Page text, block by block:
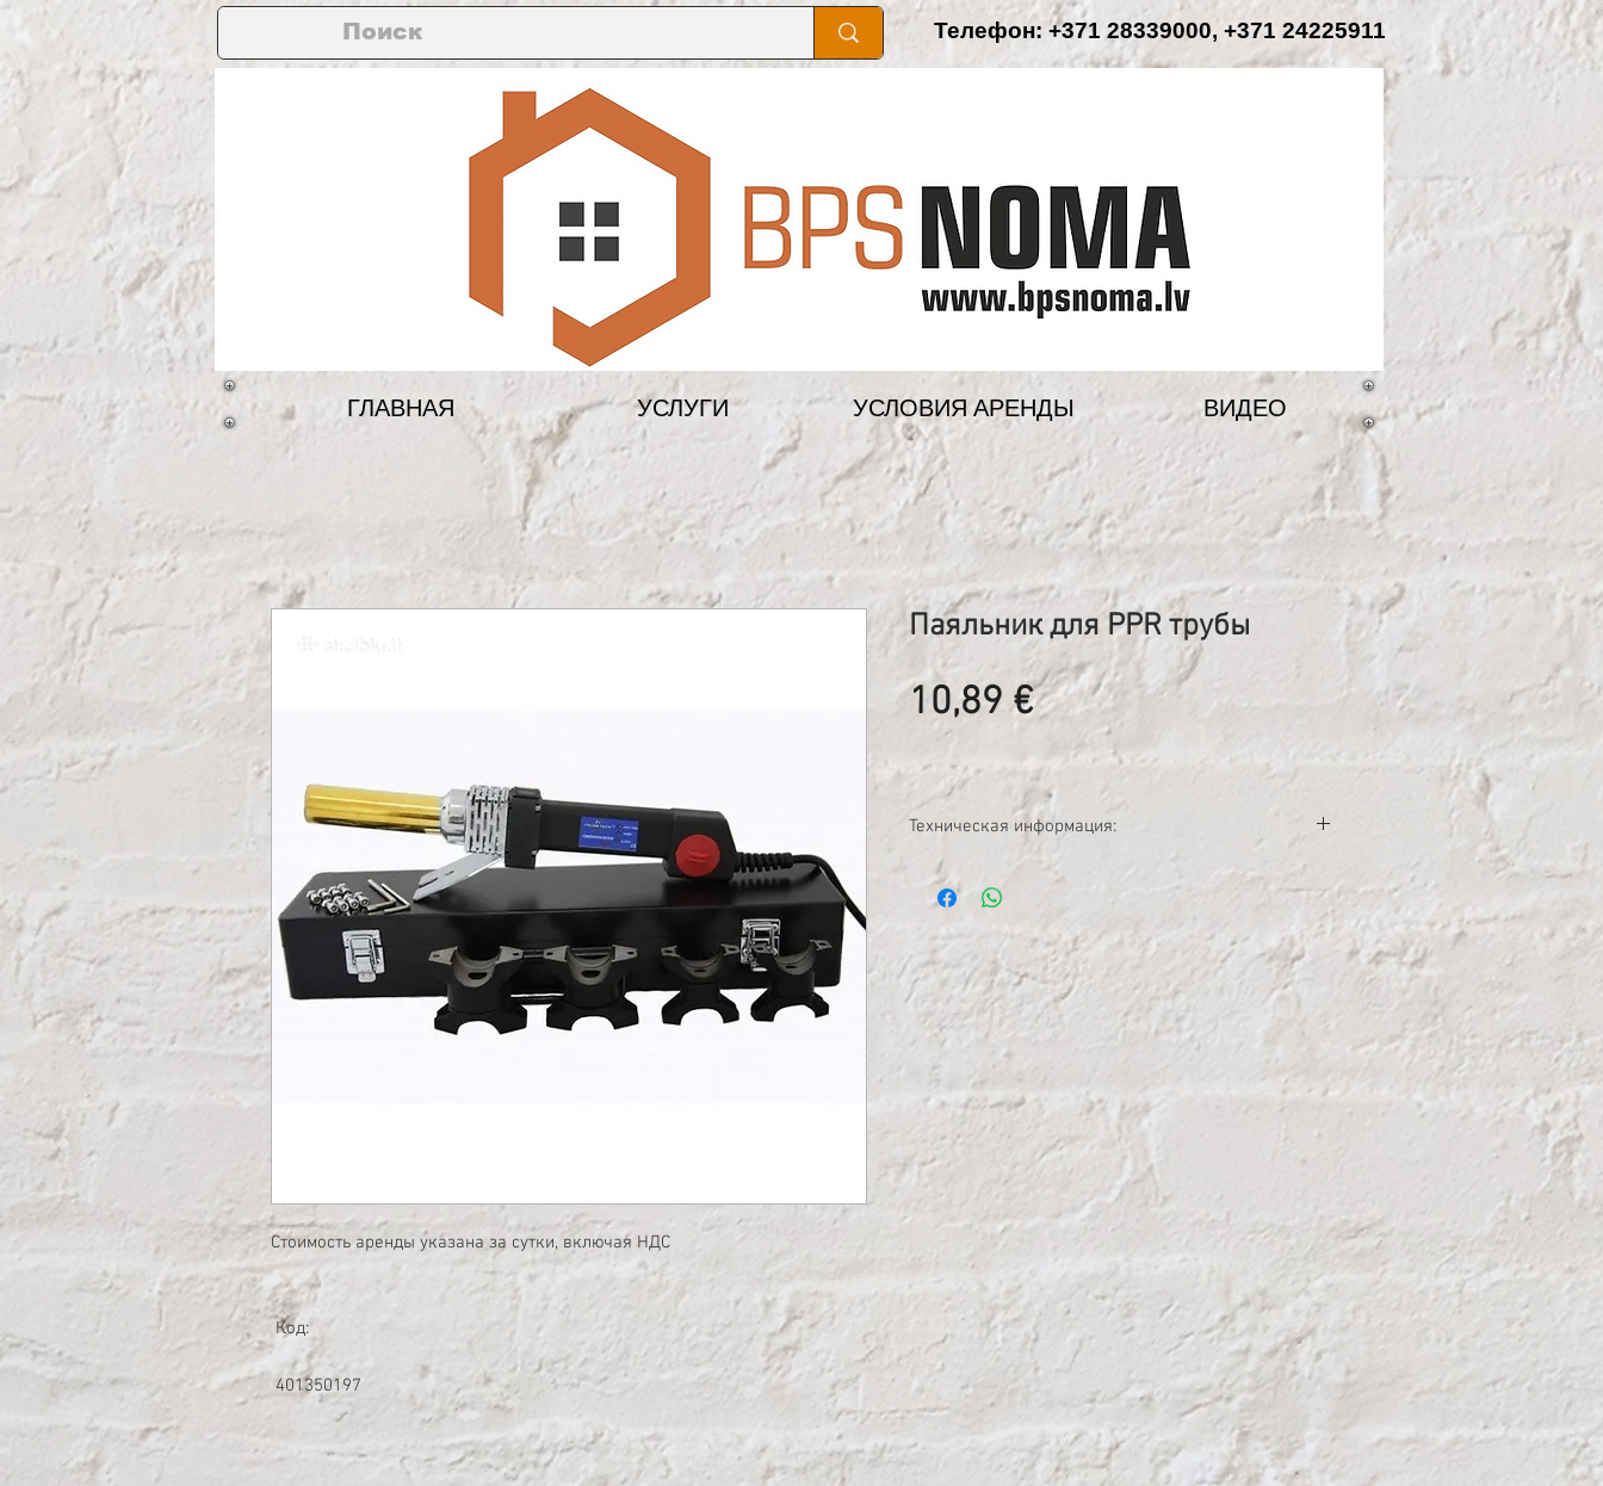
Телефон: +371 28339000, +371 24225911
ГЛАВНАЯ УСЛУГИ УСЛОВИЯ АРЕНДЫ ВИДЕО
Стоимость аренды указана за сутки, включая НДС
Код:
401350197
Паяльник для PPR трубы
10,89 €Цена
Техническая информация:
Очень прочная конструкция 230 В;
Мощность 1850Вт;
Диаметр трубы 16-32 мм;
Диаметр электрода 16, 20, 25, 32;
В металлическом ящике.